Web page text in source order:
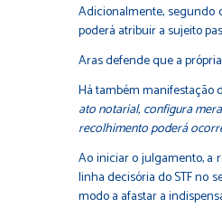
Adicionalmente, segundo
poderá atribuir a sujeito
Aras defende que a
Há também manifestação
ato notarial, configura
recolhimento poderá
Ao iniciar o julgamento, a
linha decisória do STF no
modo a afastar a